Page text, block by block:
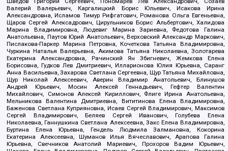
Валерий Валерьевич, Каргалицкий Борис Юльевич, Исакова Ирина
Александровна, Исламов Тимур Рифгатович, Романова Ольга Евгеньевна,
Щаров Сергей Алексадрович, Цирульников Борис Альбертович, Халидова
Марина Владимировна, Людевиг Марина Зариевна, Федотова Галина
Анатольевна, Паутов Юрий Анатольевич, Верховский Александр Маркович,
Пислакова-Паркер Марина Петровна, Кочеткова Татьяна Владимировна,
Чуркина Наталья Валерьевна, Акимова Татьяна Николаевна, Золотарева
Екатерина Александровна, Рачинский Ян Збигневич, Жемкова Елена
Борисовна, Гудков Лев Дмитриевич, Илларионова Юлия Юрьевна, Саранг
Анна Васильевна, Захарова Светлана Сергеевна, Щур Татьяна Михайловна,
Щур Николай Алексеевич, Аверин Владимир Анатольевич, Блинушов
Андрей Юрьевич, Мосин Алексей Геннадьевич, Гефтер Валентин
Михайлович, Симонов Алексей Кириллович, Флиге Ирина Анатольевна,
Мельникова Валентина Дмитриевна, Вититинова Елена Владимировна,
Баженова Светлана Куприяновна, Исаев Сергей Владимирович, Максимов
Сергей Владимирович, Беляев Сергей Иванович, Голубева Елена
Николаевна, Ганнушкина Светлана Алексеевна, Закс Елена Владимировна,
Буртина Елена Юрьевна, Гендель Людмила Залмановна, Кокорина
Екатерина Алексеевна, Шуманов Илья Вячеславович, Арапова Галина
Юрьевна, Свечников Анатолий Мариевич, Прохоров Вадим Юрьевич,